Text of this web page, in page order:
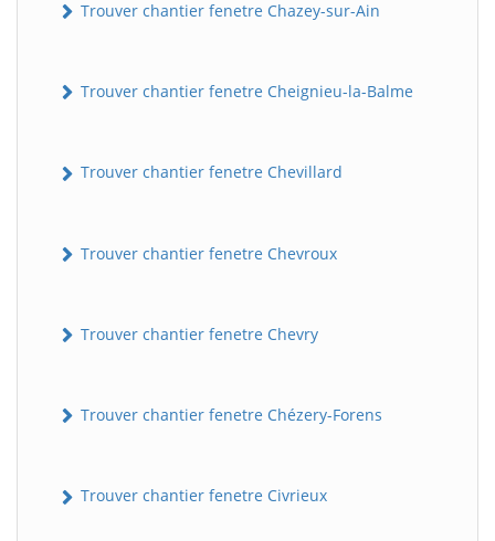
Trouver chantier fenetre Chazey-sur-Ain
Trouver chantier fenetre Cheignieu-la-Balme
Trouver chantier fenetre Chevillard
Trouver chantier fenetre Chevroux
Trouver chantier fenetre Chevry
Trouver chantier fenetre Chézery-Forens
Trouver chantier fenetre Civrieux